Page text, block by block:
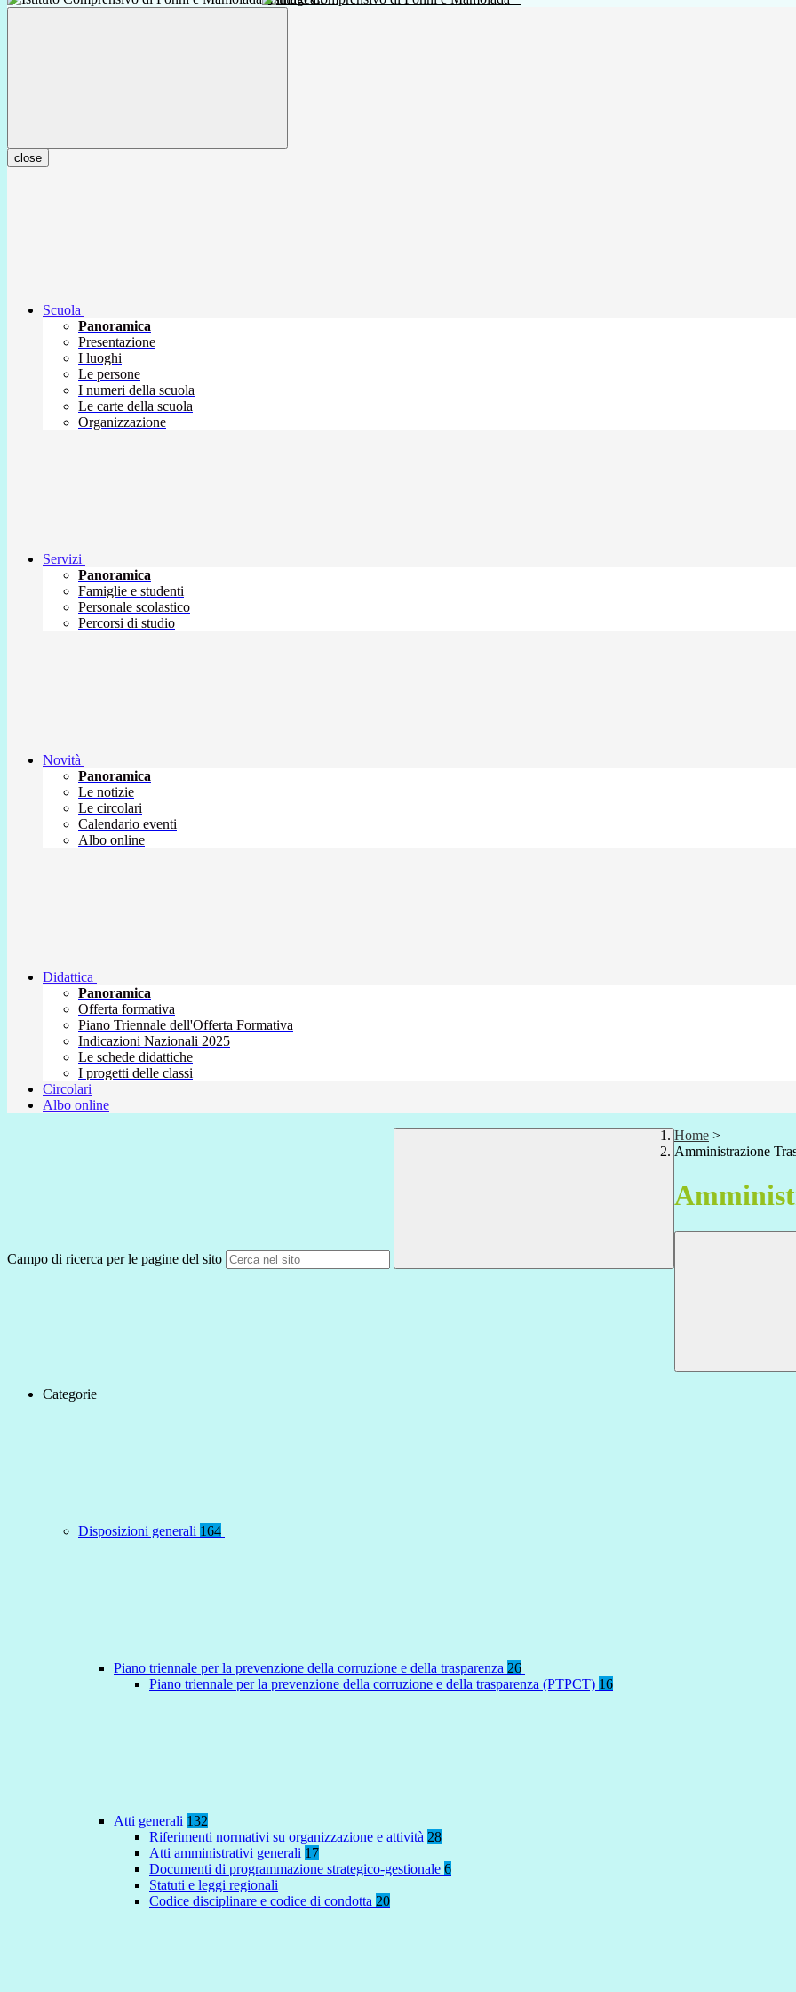
close
Scuola
Panoramica
Presentazione
I luoghi
Le persone
I numeri della scuola
Le carte della scuola
Organizzazione
Servizi
Panoramica
Famiglie e studenti
Personale scolastico
Percorsi di studio
Novità
Panoramica
Le notizie
Le circolari
Calendario eventi
Albo online
Didattica
Panoramica
Offerta formativa
Piano Triennale dell'Offerta Formativa
Indicazioni Nazionali 2025
Le schede didattiche
I progetti delle classi
Circolari
Albo online
Campo di ricerca per le pagine del sito
Home >
Amministrazione
Categorie
Disposizioni generali 164
Piano triennale per la prevenzione della corruzione e della trasparenza 26
Piano triennale per la prevenzione della corruzione e della trasparenza (PTPCT) 16
Atti generali 132
Riferimenti normativi su organizzazione e attività 28
Atti amministrativi generali 17
Documenti di programmazione strategico-gestionale 6
Statuti e leggi regionali
Codice disciplinare e codice di condotta 20